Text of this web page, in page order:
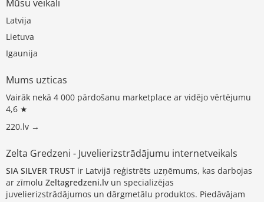
Mūsu veikali
Latvija
Lietuva
Igaunija
Mums uzticas
Vairāk nekā 4 000 pārdošanu marketplace ar vidējo vērtējumu
4,6 ★
220.lv →
Zelta Gredzeni - Juvelierizstrādājumu internetveikals
SIA SILVER TRUST ir Latvijā reģistrēts uzņēmums, kas darbojas
ar zīmolu Zeltagredzeni.lv un specializējas
juvelierizstrādājumos un dārgmetālu produktos. Piedāvājam